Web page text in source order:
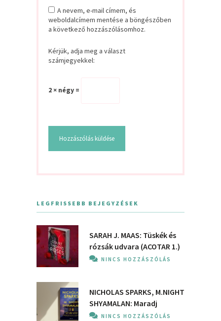
A nevem, e-mail címem, és
weboldalcímem mentése a böngészőben
a következő hozzászólásomhoz.
Kérjük, adja meg a választ
számjegyekkel:
2 × négy =
LEGFRISSEBB BEJEGYZÉSEK
SARAH J. MAAS: Tüskék és
rózsák udvara (ACOTAR 1.)
NINCS HOZZÁSZÓLÁS
NICHOLAS SPARKS, M.NIGHT
SHYAMALAN: Maradj
NINCS HOZZÁSZÓLÁS